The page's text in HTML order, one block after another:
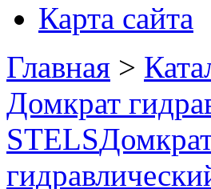
Карта сайта
Главная >
Домкрат
STELS